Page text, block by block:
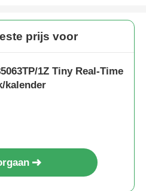
prijs voor
1Z Tiny Real-Time
kalender